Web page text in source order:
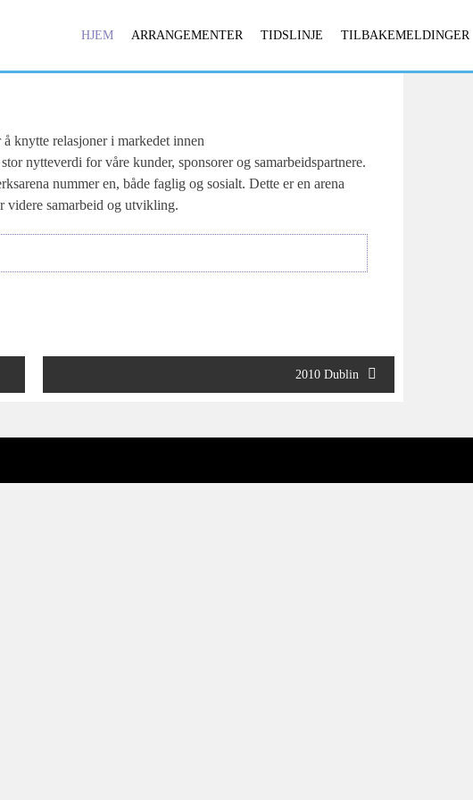
HJEM ARRANGEMENTER TIDSLINJE TILBAKEMELDINGER
knytte relasjoner i markedet innen
nytteverdi for våre kunder, sponsorer og samarbeidspartnere.
nummer en, både faglig og sosialt. Dette er en arena
videre samarbeid og utvikling.
2010 Dublin